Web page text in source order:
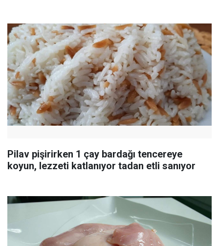
Pilav pişirirken 1 çay bardağı tencereye
koyun, lezzeti katlanıyor tadan etli sanıyor